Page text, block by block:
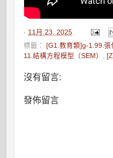
- 11月 23, 2025
標籤： [G1.教育類]g-1.99.張
11.結構方程模型（SEM） ,
沒有留言:
發佈留言